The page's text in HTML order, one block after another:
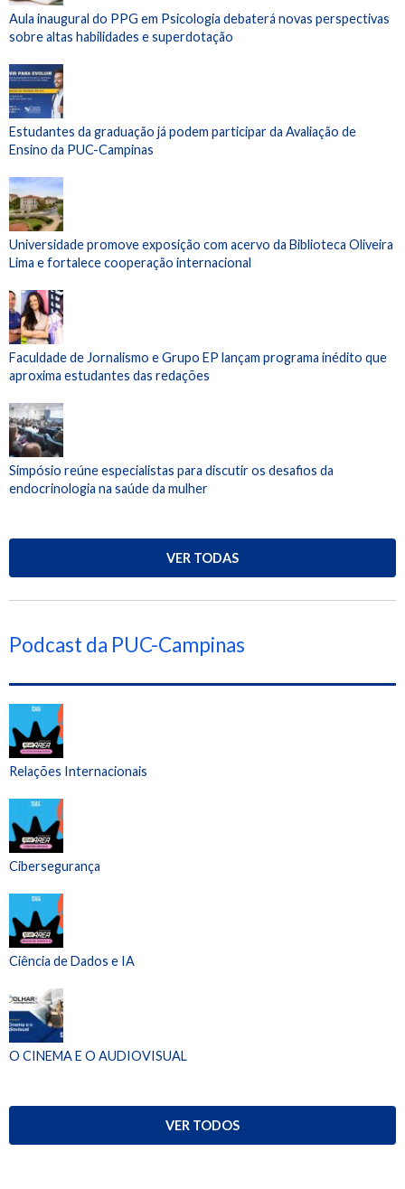
Aula inaugural do PPG em Psicologia debaterá novas perspectivas
sobre altas habilidades e superdotação
Estudantes da graduação já podem participar da Avaliação de
Ensino da PUC-Campinas
Universidade promove exposição com acervo da Biblioteca Oliveira
Lima e fortalece cooperação internacional
Faculdade de Jornalismo e Grupo EP lançam programa inédito que
aproxima estudantes das redações
Simpósio reúne especialistas para discutir os desafios da
endocrinologia na saúde da mulher
VER TODAS
Podcast da PUC-Campinas
Relações Internacionais
Cibersegurança
Ciência de Dados e IA
O CINEMA E O AUDIOVISUAL
VER TODOS